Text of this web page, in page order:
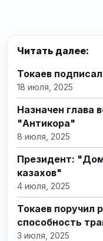
Читать далее:
Токаев
18 июля, 2025
Назначен глава
"Антикора"
8 июля, 2025
Президент:
казахов"
4 июля, 2025
Токаев поручил
способность
3 июля, 2025